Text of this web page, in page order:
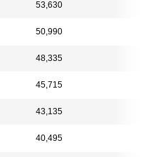
53,630
50,990
48,335
45,715
43,135
40,495